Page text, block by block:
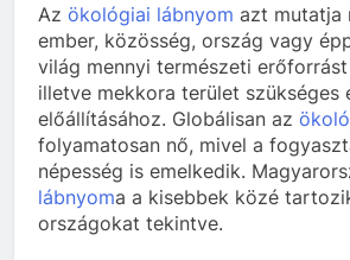
Az ökológiai lábnyom azt mutatja
ember, közösség, ország vagy
világ mennyi természeti
illetve mekkora terület szükséges
előállításához. Globálisan az
folyamatosan nő, mivel a
népesség is emelkedik.
lábnyoma a kisebbek közé
országokat tekintve.